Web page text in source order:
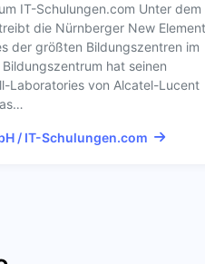
IT-Schulungen.com Unter dem
die Nürnberger New
der größten Bildungszentren im
hat seinen
Laboratories von Alcatel-Lucent
/ IT-Schulungen.com